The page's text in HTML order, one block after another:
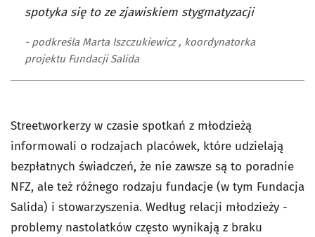
spotyka się to ze zjawiskiem stygmatyzacji
- podkreśla Marta Iszczukiewicz , koordynatorka
projektu Fundacji Salida
Streetworkerzy w czasie spotkań z młodzieżą
informowali o rodzajach placówek, które udzielają
bezpłatnych świadczeń, że nie zawsze są to poradnie
NFZ, ale też różnego rodzaju fundacje (w tym Fundacja
Salida) i stowarzyszenia. Według relacji młodzieży -
problemy nastolatków często wynikają z braku